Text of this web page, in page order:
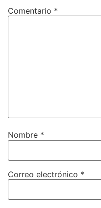
Comentario *
Nombre *
Correo electrónico *